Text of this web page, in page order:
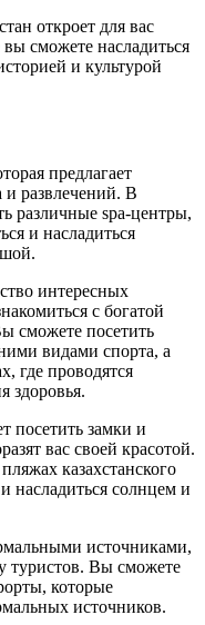
откроет для вас
сможете насладиться
и культурой
предлагает
развлечений. В
различные spa-центры,
и насладиться
интересных
с богатой
сможете посетить
видами спорта, а
где проводятся
здоровья.
посетить замки и
вас своей красотой.
казахстанского
насладиться солнцем и
источниками,
туристов. Вы сможете
которые
источников.